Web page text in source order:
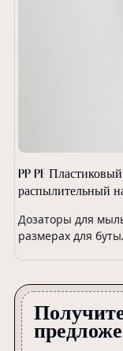
PP PE
распылительный
Дозаторы для
размерах для
вариантов